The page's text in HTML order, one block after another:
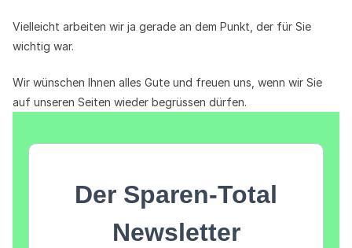
Vielleicht arbeiten wir ja gerade an dem Punkt, der für Sie
wichtig war.
Wir wünschen Ihnen alles Gute und freuen uns, wenn wir Sie
auf unseren Seiten wieder begrüssen dürfen.